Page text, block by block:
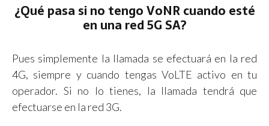
¿Qué pasa si no tengo VoNR cuando esté
en una red 5G SA?
Pues simplemente la llamada se efectuará en la red
4G, siempre y cuando tengas VoLTE activo en tu
operador. Si no lo tienes, la llamada tendrá que
efectuarse en la red 3G.